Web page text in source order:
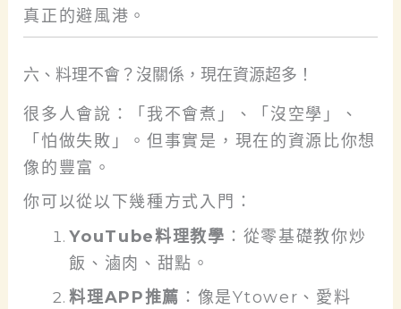
真正的避風港。
六、料理不會？沒關係，現在資源超多！
很多人會說：「我不會煮」、「沒空學」、
「怕做失敗」。但事實是，現在的資源比你想
像的豐富。
你可以從以下幾種方式入門：
YouTube料理教學 ：從零基礎教你炒
飯、滷肉、甜點。
料理APP推薦 ：像是Ytower、愛料